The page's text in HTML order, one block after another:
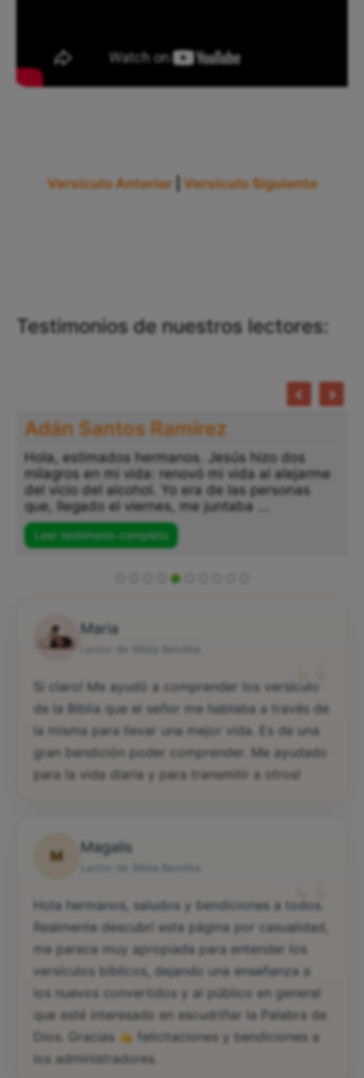
Versículo Anterior Versículo Siguiente
Testimonios de nuestros lectores:
Adán Santos Ramírez
Hola, estimados hermanos. Jesús hizo dos
milagros en mi vida: renovó mi vida al alejarme
del vicio del alcohol. Yo era de las personas
que, llegado el viernes, me juntaba ...
Leer testimonio completo
Maria
“
Si claro! Me ayudó a comprender los versículo
de la Biblia que el señor me hablaba a través de
la misma para llevar una mejor vida. Es de una
gran bendición poder comprender. Me ayudado
para la vida diaria y para transmitir a otros!
M
Magalis
“
Hola hermanos, saludos y bendiciones a todos.
Realmente descubrí esta página por casualidad,
me parece muy apropiada para entender los
versículos bíblicos, dejando una enseñanza a
los nuevos convertidos y al público en general
que esté interesado en escudriñar la Palabra de
Dios. Gracias
felicitaciones y bendiciones a
los administradores.